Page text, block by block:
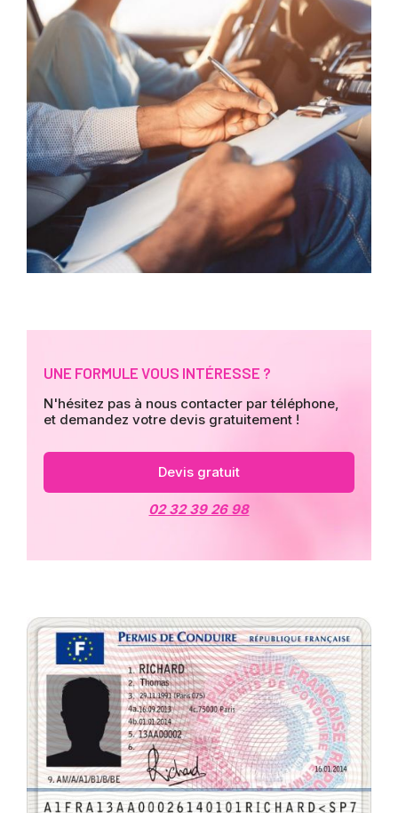
UNE FORMULE VOUS INTÉRESSE ?
N'hésitez pas à nous contacter par téléphone,
et demandez votre devis gratuitement !
Devis gratuit
02 32 39 26 98